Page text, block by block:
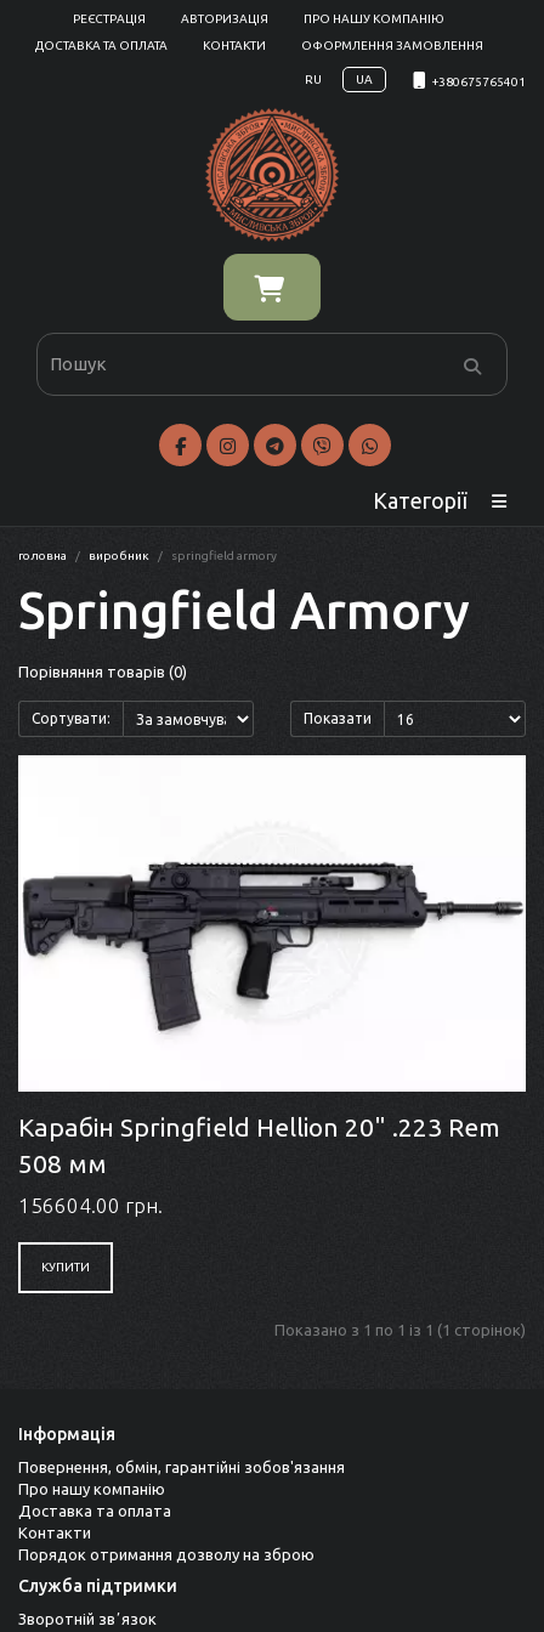
РЕЄСТРАЦІЯ АВТОРИЗАЦІЯ
ПРО НАШУ КОМПАНІЮ
ДОСТАВКА ТА ОПЛАТА
КОНТАКТИ ОФОРМЛЕННЯ ЗАМОВЛЕННЯ
RU UA +380675765401
Категорії
головна виробник springfield armory
Springfield Armory
Порівняння товарів (0)
Сортувати: Показати
Карабін Springfield Hellion 20" .223 Rem
508 мм
156604.00 грн.
КУПИТИ
Показано з 1 по 1 із 1 (1 сторінок)
Інформація
Повернення, обмін, гарантійні зобов'язання
Про нашу компанію
Доставка та оплата
Контакти
Порядок отримання дозволу на зброю
Служба підтримки
Зворотній звʼязок